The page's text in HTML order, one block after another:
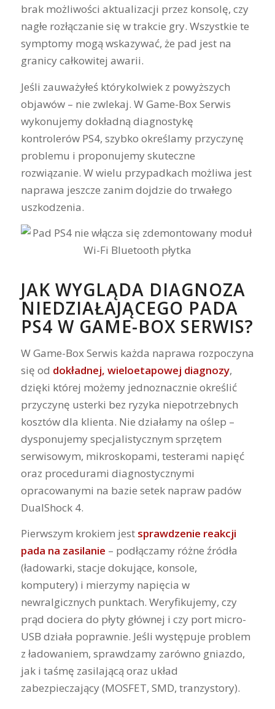
brak możliwości aktualizacji przez konsolę, czy
nagłe rozłączanie się w trakcie gry. Wszystkie te
symptomy mogą wskazywać, że pad jest na
granicy całkowitej awarii.
Jeśli zauważyłeś którykolwiek z powyższych
objawów – nie zwlekaj. W Game-Box Serwis
wykonujemy dokładną diagnostykę
kontrolerów PS4, szybko określamy przyczynę
problemu i proponujemy skuteczne
rozwiązanie. W wielu przypadkach możliwa jest
naprawa jeszcze zanim dojdzie do trwałego
uszkodzenia.
JAK WYGLĄDA DIAGNOZA
NIEDZIAŁAJĄCEGO PADA
PS4 W GAME-BOX SERWIS?
W Game-Box Serwis każda naprawa rozpoczyna
się od dokładnej, wieloetapowej diagnozy,
dzięki której możemy jednoznacznie określić
przyczynę usterki bez ryzyka niepotrzebnych
kosztów dla klienta. Nie działamy na oślep –
dysponujemy specjalistycznym sprzętem
serwisowym, mikroskopami, testerami napięć
oraz procedurami diagnostycznymi
opracowanymi na bazie setek napraw padów
DualShock 4.
Pierwszym krokiem jest sprawdzenie reakcji
pada na zasilanie – podłączamy różne źródła
(ładowarki, stacje dokujące, konsole,
komputery) i mierzymy napięcia w
newralgicznych punktach. Weryfikujemy, czy
prąd dociera do płyty głównej i czy port micro-
USB działa poprawnie. Jeśli występuje problem
z ładowaniem, sprawdzamy zarówno gniazdo,
jak i taśmę zasilającą oraz układ
zabezpieczający (MOSFET, SMD, tranzystory).